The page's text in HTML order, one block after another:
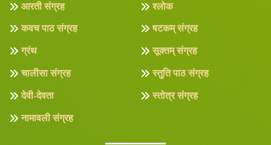
आरती संग्रह
कवच पाठ संग्रह
ग्रंथ
चालीसा संग्रह
देवी-देवता
नामावली संग्रह
श्लोक
षटकम् संग्रह
सूक्तम् संग्रह
स्तुति पाठ संग्रह
स्तोत्र संग्रह